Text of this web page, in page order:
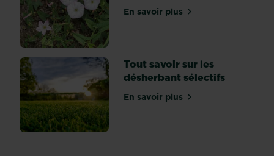
Différence
entre
le...
En savoir plussur Comment se
Tout savoir sur les
désherbant sélectifs
En savoir plussur Tout savoir sur les